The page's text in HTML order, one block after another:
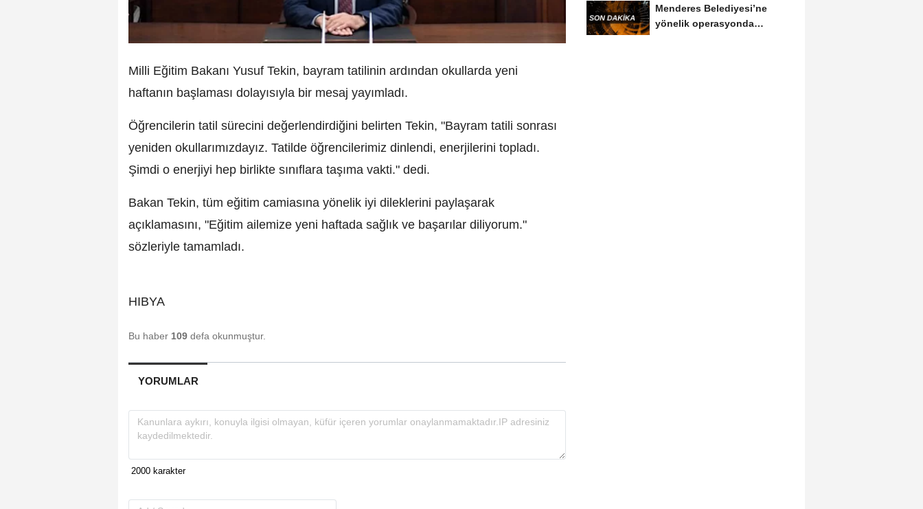
Milli Eğitim Bakanı Yusuf Tekin, bayram tatilinin ardından okullarda yeni
haftanın başlaması dolayısıyla bir mesaj yayımladı.
Öğrencilerin tatil sürecini değerlendirdiğini belirten Tekin, "Bayram tatili sonrası
yeniden okullarımızdayız. Tatilde öğrencilerimiz dinlendi, enerjilerini topladı.
Şimdi o enerjiyi hep birlikte sınıflara taşıma vakti." dedi.
Bakan Tekin, tüm eğitim camiasına yönelik iyi dileklerini paylaşarak
açıklamasını, "Eğitim ailemize yeni haftada sağlık ve başarılar diliyorum."
sözleriyle tamamladı.
HIBYA
Bu haber 109 defa okunmuştur.
YORUMLAR
Menderes Belediyesi’ne
yönelik operasyonda